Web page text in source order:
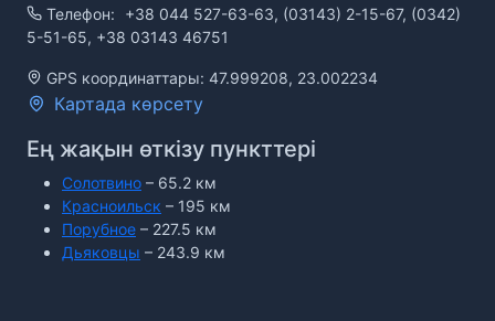
Телефон:
+38 044 527-63-63, (03143) 2-15-67, (0342)
5-51-65, +38 03143 46751
GPS координаттары: 47.999208, 23.002234
Картада көрсету
Ең жақын өткізу пункттері
Солотвино – 65.2 км
Красноильск – 195 км
Порубное – 227.5 км
Дьяковцы – 243.9 км